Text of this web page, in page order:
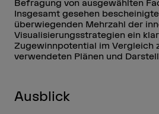
Befragung von ausgewählten
Insgesamt gesehen
überwiegenden Mehrzahl der
Visualisierungsstrategien ein
Zugewinnpotential im Vergleich
verwendeten Plänen und
Ausblick